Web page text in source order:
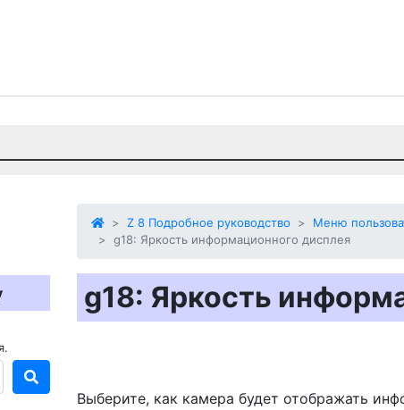
Z 8 Подробное руководство
Меню
g18: Яркость информационного дисплея
g18: Яркость
Выберите, как камера будет отображать